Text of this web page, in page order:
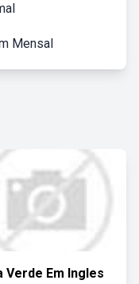
Mensal
Verde Em Ingles